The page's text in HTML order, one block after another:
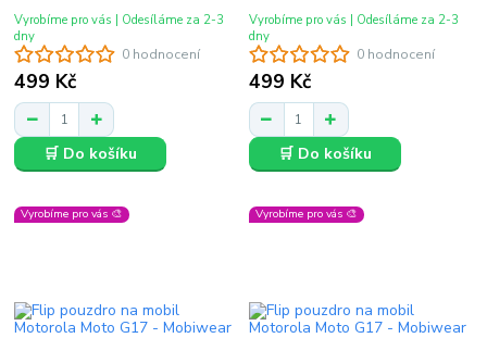
0 hodnocení
499 Kč
Vyrobíme pro vás | Odesíláme za 2-3
dny
🛒 Do košíku
0 hodnocení
499 Kč
Vyrobíme pro vás | Odesíláme za 2-3
dny
🛒 Do košíku
Vyrobíme pro vás 🎨 Vyrobíme pro vás 🎨